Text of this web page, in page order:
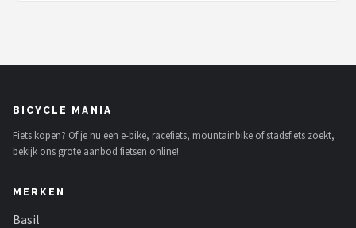
BICYCLE MANIA
Fiets kopen? Of je nu een e-bike, racefiets, mountainbike of stadsfiets zoekt,
bekijk ons grote aanbod fietsen online!
MERKEN
Basil